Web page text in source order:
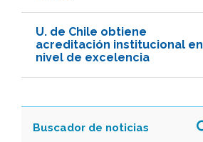
U. de Chile obtiene
acreditación institucional en
nivel de excelencia